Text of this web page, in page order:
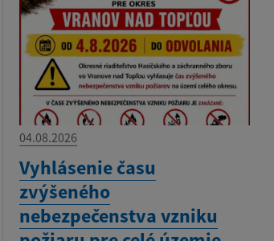
04.08.2026
Vyhlásenie času
zvýšeného
nebezpečenstva vzniku